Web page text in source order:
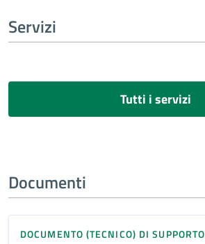
Servizi
Tutti i servizi
Documenti
DOCUMENTO (TECNICO) DI SUPPORTO